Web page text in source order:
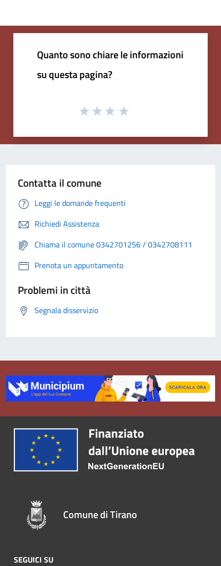
Quanto sono chiare le informazioni
su questa pagina?
Contatta il comune
Leggi le domande frequenti
Richiedi Assistenza
Chiama il comune 0342701256 / 0342708111
Prenota un appuntamento
Problemi in città
Segnala disservizio
Comune di Tirano
SEGUICI SU